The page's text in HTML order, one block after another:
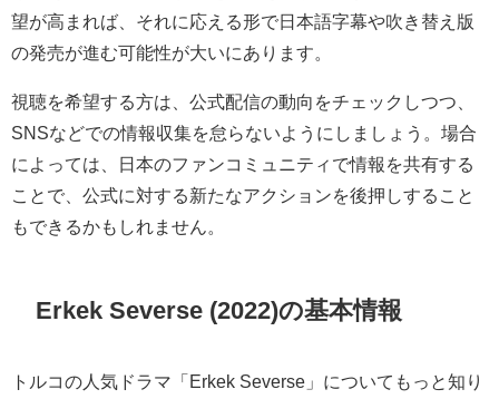
望が高まれば、それに応える形で日本語字幕や吹き替え版
の発売が進む可能性が大いにあります。
視聴を希望する方は、公式配信の動向をチェックしつつ、
SNSなどでの情報収集を怠らないようにしましょう。場合
によっては、日本のファンコミュニティで情報を共有する
ことで、公式に対する新たなアクションを後押しすること
もできるかもしれません。
Erkek Severse (2022)の基本情報
トルコの人気ドラマ「Erkek Severse」についてもっと知り